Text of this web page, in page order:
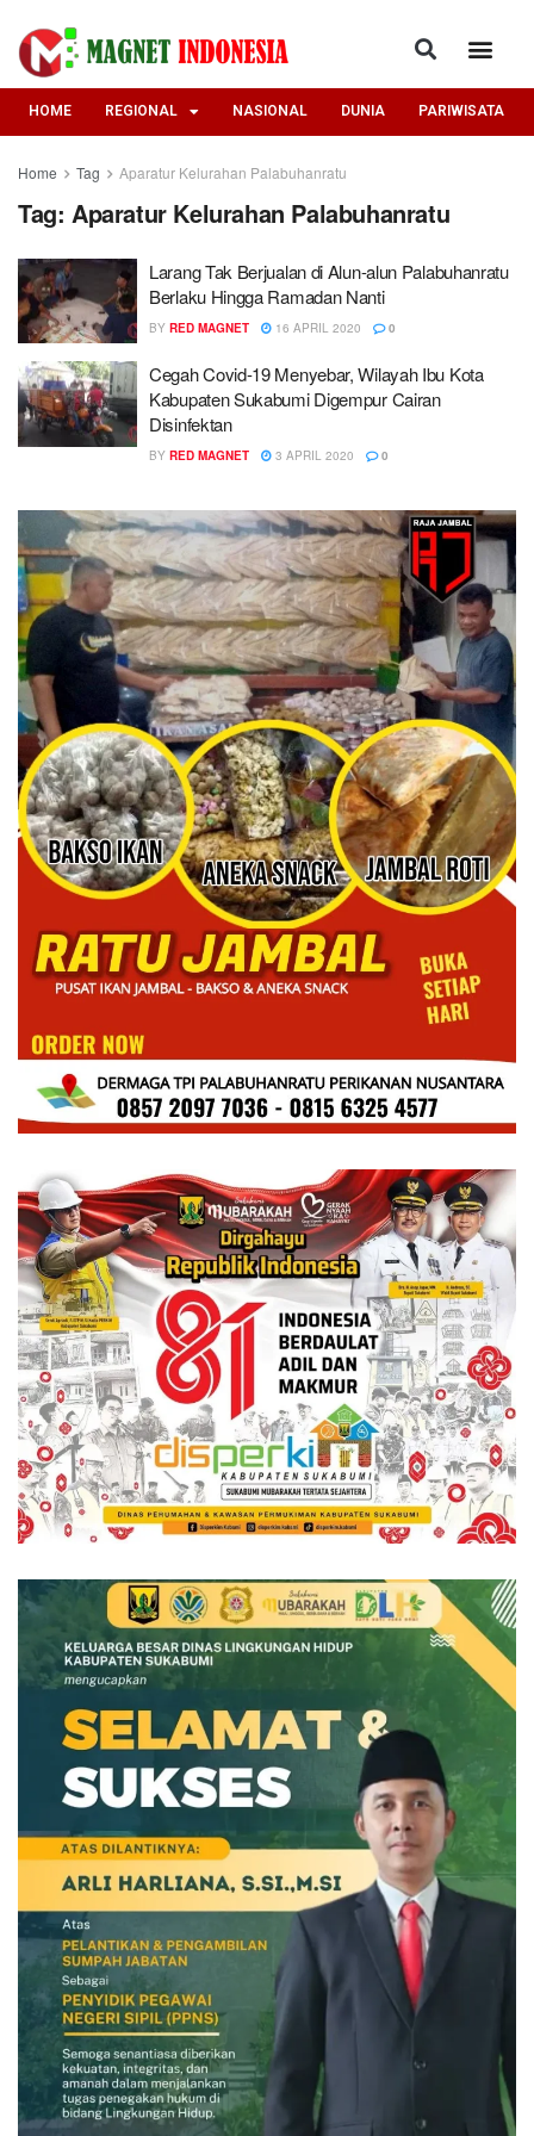
HOME REGIONAL NASIONAL DUNIA PARIWISATA
Home Tag Aparatur Kelurahan Palabuhanratu
Tag: Aparatur Kelurahan Palabuhanratu
Larang Tak Berjualan di Alun-alun Palabuhanratu
Berlaku Hingga Ramadan Nanti
BY RED MAGNET 16 APRIL 2020 0
Cegah Covid-19 Menyebar, Wilayah Ibu Kota
Kabupaten Sukabumi Digempur Cairan
Disinfektan
BY RED MAGNET 3 APRIL 2020 0